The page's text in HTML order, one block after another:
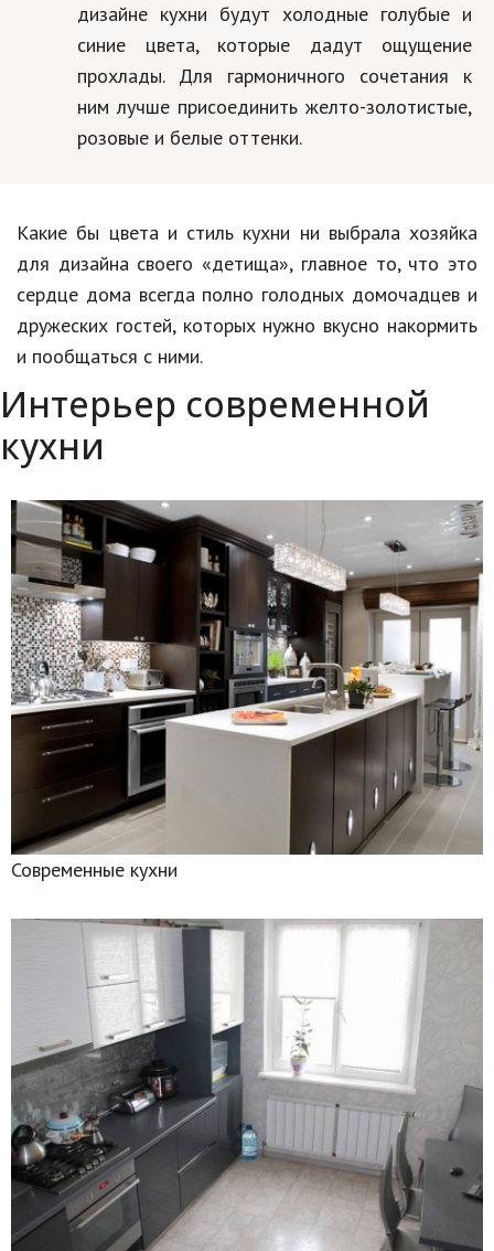
дизайне кухни будут холодные голубые и
синие цвета, которые дадут ощущение
прохлады. Для гармоничного сочетания к
ним лучше присоединить желто-золотистые,
розовые и белые оттенки.
Какие бы цвета и стиль кухни ни выбрала хозяйка
для дизайна своего «детища», главное то, что это
сердце дома всегда полно голодных домочадцев и
дружеских гостей, которых нужно вкусно накормить
и пообщаться с ними.
Интерьер современной
кухни
Современные кухни